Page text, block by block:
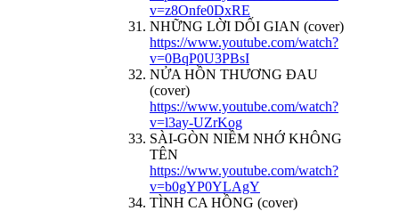
v=z8Onfe0DxRE
NHỮNG LỜI DỐI GIAN (cover)
https://www.youtube.com/watch?
v=0BqP0U3PBsI
NỬA HỒN THƯƠNG ĐAU
(cover)
https://www.youtube.com/watch?
v=l3ay-UZrKog
SÀI-GÒN NIỀM NHỚ KHÔNG
TÊN
https://www.youtube.com/watch?
v=b0gYP0YLAgY
TÌNH CA HỒNG (cover)